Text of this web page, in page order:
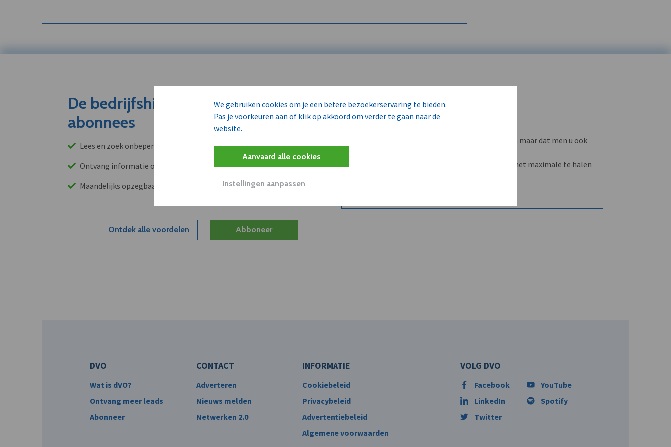
We gebruiken cookies om je een betere bezoekerservaring te bieden.
Pas je voorkeuren aan of klik op akkoord om verder te gaan naar de
website.
Aanvaard alle cookies
Instellingen aanpassen
De bedrijfshistoriek is enkel voor
abonnees
Lees en zoek onbeperkt in onze archieven
Ontvang informatie over leads, klanten, concurrenten en/of partners
Maandelijks opzegbaar
Ontdek alle voordelen Abboneer
Wilt u niet enkel de dVO community leren kennen maar dat men u ook
Word dVO Member voor €72/mnd en dVO helpt u het maximale te halen
DVO
Wat is dVO?
Ontvang meer leads
Abonneer
CONTACT
Adverteren
Nieuws melden
Netwerken 2.0
INFORMATIE
Cookiebeleid
Privacybeleid
Advertentiebeleid
Algemene voorwaarden
VOLG DVO
Facebook
LinkedIn
Twitter
YouTube
Spotify